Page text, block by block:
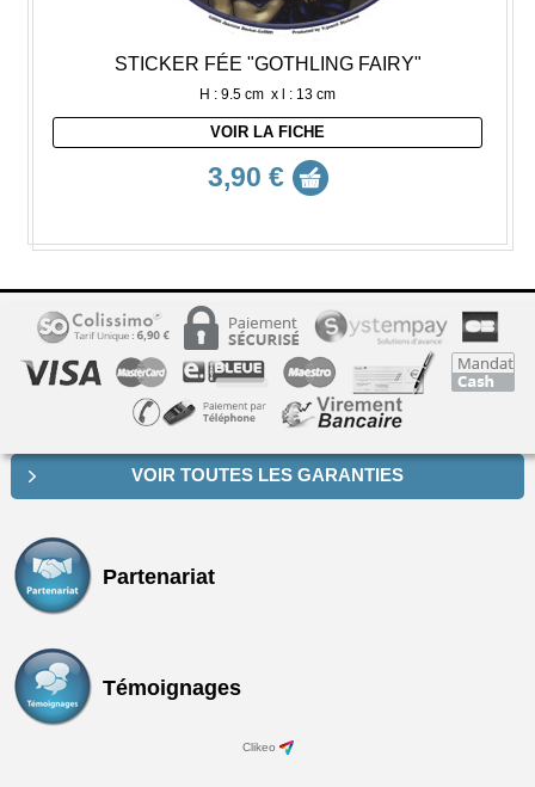
STICKER FÉE "GOTHLING FAIRY"
H : 9.5 cm x l : 13 cm
VOIR LA FICHE
3,90 €
VOIR TOUTES LES GARANTIES
Partenariat
Témoignages
Clikeo